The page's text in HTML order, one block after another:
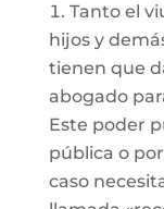
Tanto el
hijos y
tienen que
abogado
Este poder
pública o
caso